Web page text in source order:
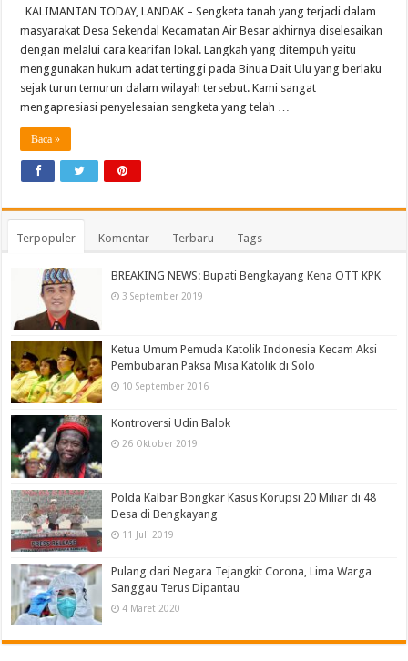
KALIMANTAN TODAY, LANDAK – Sengketa tanah yang terjadi dalam
masyarakat Desa Sekendal Kecamatan Air Besar akhirnya diselesaikan
dengan melalui cara kearifan lokal. Langkah yang ditempuh yaitu
menggunakan hukum adat tertinggi pada Binua Dait Ulu yang berlaku
sejak turun temurun dalam wilayah tersebut. Kami sangat
mengapresiasi penyelesaian sengketa yang telah …
Baca »
Terpopuler Komentar Terbaru Tags
BREAKING NEWS: Bupati Bengkayang Kena OTT KPK
3 September 2019
Ketua Umum Pemuda Katolik Indonesia Kecam Aksi
Pembubaran Paksa Misa Katolik di Solo
10 September 2016
Kontroversi Udin Balok
26 Oktober 2019
Polda Kalbar Bongkar Kasus Korupsi 20 Miliar di 48
Desa di Bengkayang
11 Juli 2019
Pulang dari Negara Tejangkit Corona, Lima Warga
Sanggau Terus Dipantau
4 Maret 2020